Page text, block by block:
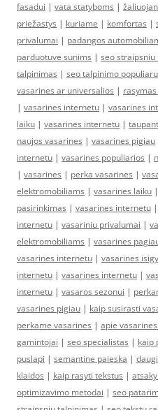
fasadui | vata statyboms |
priežastys | kuriame | komfortas |
privalumai | padangos
parduotuve sunims | seo straipsniu
talpinimas | seo talpinimo
vasarines ar universalios |
| vasarines internetu | vasarines
laiku | vasarines internetu |
naujos vasarines | vasarines pigiau
internetu | vasarines populiarios |
| vasarines | perka vasarines |
elektromobiliams | vasarines laiku |
pasirinkimas | vasarines internetu |
internetu | vasariniu privalumai |
elektromobiliams | vasarines
vasarines internetu | vasarines
internetu | vasarines internetu |
internetu | vasaros sezonui |
vasarines pigiau | kaip susirasti
perkame vasarines | apie
gamintojai | seo specialistas | kaip
puslapi | semantine paieska |
klaidos | kaip rasyti tekstus |
optimizavimo metodai | seo